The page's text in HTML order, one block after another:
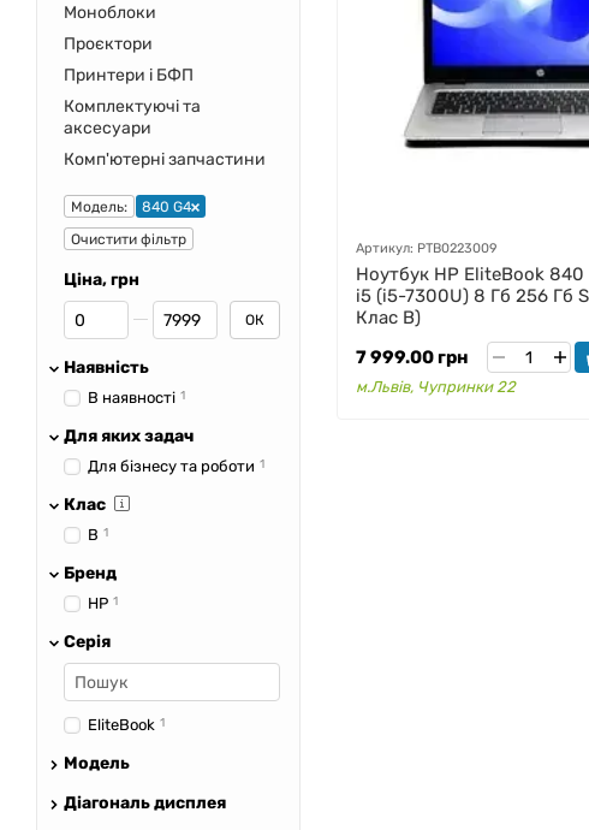
Артикул: PTB0223009
Ноутбук HP EliteBook 840
i5 (i5-7300U) 8 Гб 256 Гб
Клас B)
7 999.00 грн
м.Львів, Чупринки 22
Моноблоки
Проєктори
Принтери і БФП
Комплектуючі та
аксесуари
Комп'ютерні запчастини
Модель:
840 G4
Очистити фільтр
Ціна, грн
Від Ціна, грн
До Ціна, грн ОК
Наявність
В наявності 1
Для яких задач
Для бізнесу та роботи 1
Клас
B 1
Бренд
HP 1
Серія
EliteBook 1
Модель
Діагональ дисплея